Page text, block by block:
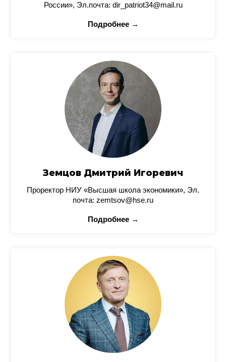
России», Эл.почта: dir_patriot34@mail.ru
Подробнее →
Земцов Дмитрий Игоревич
Проректор НИУ «Высшая школа экономики», Эл.
почта: zemtsov@hse.ru
Подробнее →